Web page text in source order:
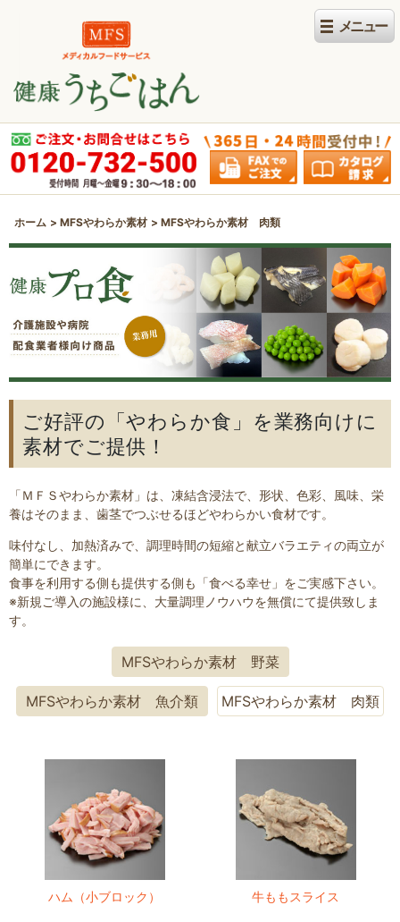
ホーム MFSやわらか素材 MFSやわらか素材 肉類
ご好評の「やわらか食」を業務向けに
素材でご提供！
「ＭＦＳやわらか素材」は、凍結含浸法で、形状、色彩、風味、栄
養はそのまま、歯茎でつぶせるほどやわらかい食材です。
味付なし、加熱済みで、調理時間の短縮と献立バラエティの両立が
簡単にできます。
食事を利用する側も提供する側も「食べる幸せ」をご実感下さい。
※新規ご導入の施設様に、大量調理ノウハウを無償にて提供致しま
す。
MFSやわらか素材 野菜
MFSやわらか素材 魚介類 MFSやわらか素材 肉類
ハム（小ブロック） 牛ももスライス